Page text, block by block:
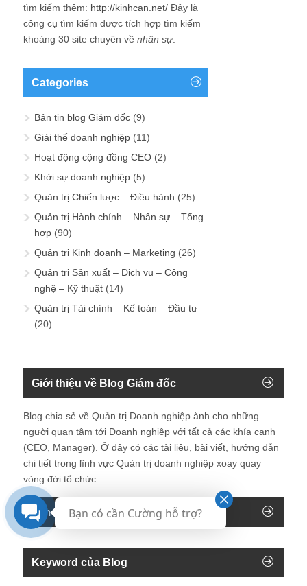
tìm kiếm thêm: http://kinhcan.net/ Đây là
công cụ tìm kiếm được tích hợp tìm kiếm
khoảng 30 site chuyên về nhân sự.
Categories
Bản tin blog Giám đốc (9)
Giải thể doanh nghiệp (11)
Hoạt động cộng đồng CEO (2)
Khởi sự doanh nghiệp (5)
Quản trị Chiến lược – Điều hành (25)
Quản trị Hành chính – Nhân sự – Tổng
hợp (90)
Quản trị Kinh doanh – Marketing (26)
Quản trị Sản xuất – Dịch vụ – Công
nghệ – Kỹ thuật (14)
Quản trị Tài chính – Kế toán – Đầu tư
(20)
Giới thiệu về Blog Giám đốc
Blog chia sẻ về Quản trị Doanh nghiệp ành cho những
người quan tâm tới Doanh nghiệp với tất cả các khía cạnh
(CEO, Manager). Ở đây có các tài liệu, bài viết, hướng dẫn
chi tiết trong lĩnh vực Quản trị doanh nghiệp xoay quay
vòng đời tổ chức.
Tìm kiếm trên blog
Keyword của Blog
Bạn có cần Cường hỗ trợ?